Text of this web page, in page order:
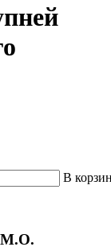
В
М.О.